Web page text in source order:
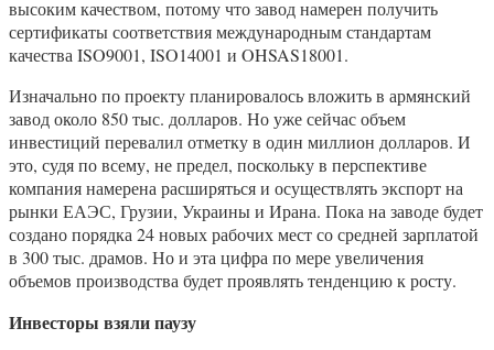
высоким качеством, потому что завод намерен получить
сертификаты соответствия международным стандартам
качества ISO9001, ISO14001 и OHSAS18001.
Изначально по проекту планировалось вложить в армянский
завод около 850 тыс. долларов. Но уже сейчас объем
инвестиций перевалил отметку в один миллион долларов. И
это, судя по всему, не предел, поскольку в перспективе
компания намерена расширяться и осуществлять экспорт на
рынки ЕАЭС, Грузии, Украины и Ирана. Пока на заводе будет
создано порядка 24 новых рабочих мест со средней зарплатой
в 300 тыс. драмов. Но и эта цифра по мере увеличения
объемов производства будет проявлять тенденцию к росту.
Инвесторы взяли паузу